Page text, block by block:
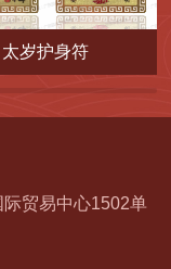
太岁护身符
贸易中心1502单